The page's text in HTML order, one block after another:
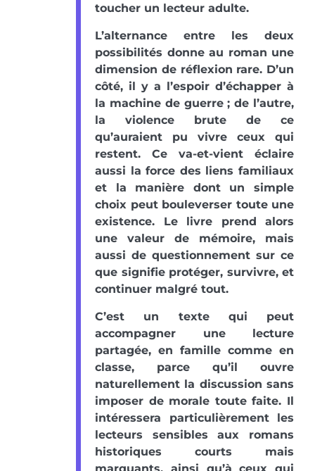
toucher un lecteur adulte.
L’alternance entre les deux
possibilités donne au roman une
dimension de réflexion rare. D’un
côté, il y a l’espoir d’échapper à
la machine de guerre ; de l’autre,
la violence brute de ce
qu’auraient pu vivre ceux qui
restent. Ce va-et-vient éclaire
aussi la force des liens familiaux
et la manière dont un simple
choix peut bouleverser toute une
existence. Le livre prend alors
une valeur de mémoire, mais
aussi de questionnement sur ce
que signifie protéger, survivre, et
continuer malgré tout.
C’est un texte qui peut
accompagner une lecture
partagée, en famille comme en
classe, parce qu’il ouvre
naturellement la discussion sans
imposer de morale toute faite. Il
intéressera particulièrement les
lecteurs sensibles aux romans
historiques courts mais